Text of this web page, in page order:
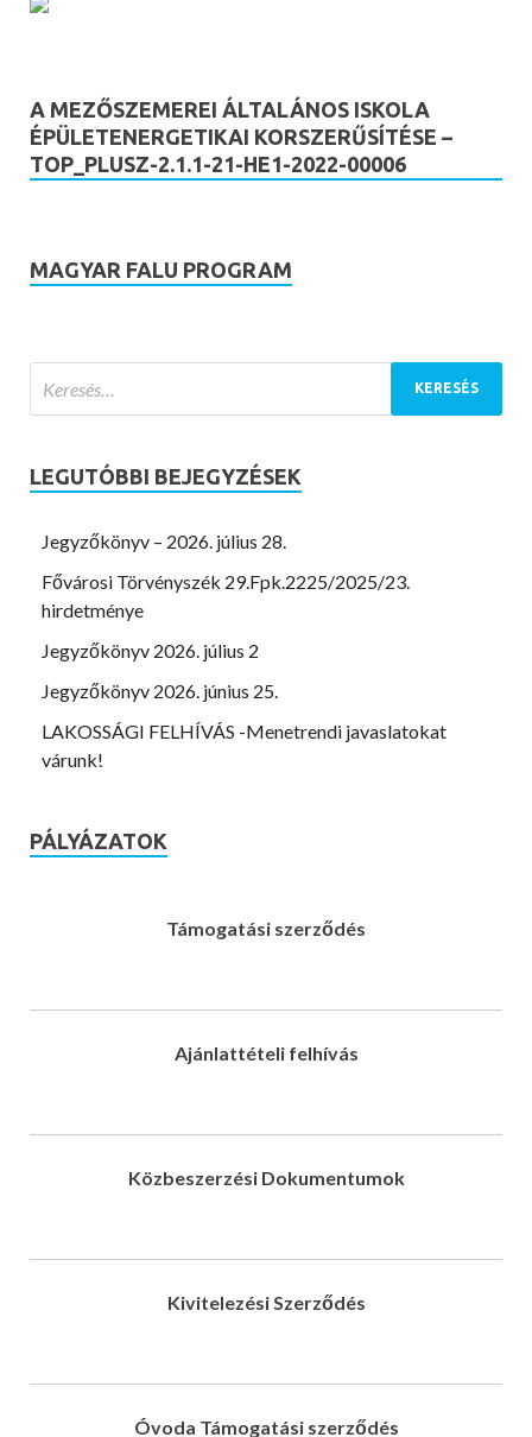
A MEZŐSZEMEREI ÁLTALÁNOS ISKOLA
ÉPÜLETENERGETIKAI KORSZERŰSÍTÉSE –
TOP_PLUSZ-2.1.1-21-HE1-2022-00006
MAGYAR FALU PROGRAM
LEGUTÓBBI BEJEGYZÉSEK
Jegyzőkönyv – 2026. július 28.
Fővárosi Törvényszék 29.Fpk.2225/2025/23.
hirdetménye
Jegyzőkönyv 2026. július 2
Jegyzőkönyv 2026. június 25.
LAKOSSÁGI FELHÍVÁS -Menetrendi javaslatokat
várunk!
PÁLYÁZATOK
Támogatási szerződés
Ajánlattételi felhívás
Közbeszerzési Dokumentumok
Kivitelezési Szerződés
Óvoda Támogatási szerződés